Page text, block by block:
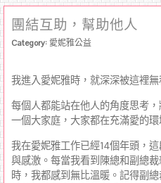
團結互助，幫助他人
Category: 愛妮雅公益
我進入愛妮雅時，就深深被這裡
每個人都能站在他人的角度思考
一個大家庭，大家都在充滿愛的環
我在愛妮雅工作已經14個年頭，
與感激。每當我看到陳總和副總
時，我都感到無比溫暖。記得副